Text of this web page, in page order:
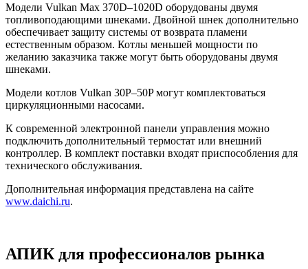
Модели Vulkan Max 370D–1020D оборудованы двумя
топливоподающими шнеками. Двойной шнек дополнительно
обеспечивает защиту системы от возврата пламени
естественным образом. Котлы меньшей мощности по
желанию заказчика также могут быть оборудованы двумя
шнеками.
Модели котлов Vulkan 30P–50P могут комплектоваться
циркуляционными насосами.
К современной электронной панели управления можно
подключить дополнительный термостат или внешний
контроллер. В комплект поставки входят приспособления для
технического обслуживания.
Дополнительная информация представлена на сайте
www.daichi.ru.
АПИК для профессионалов рынка